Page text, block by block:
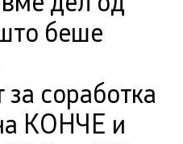
беше
соработка
КОНЧЕ и